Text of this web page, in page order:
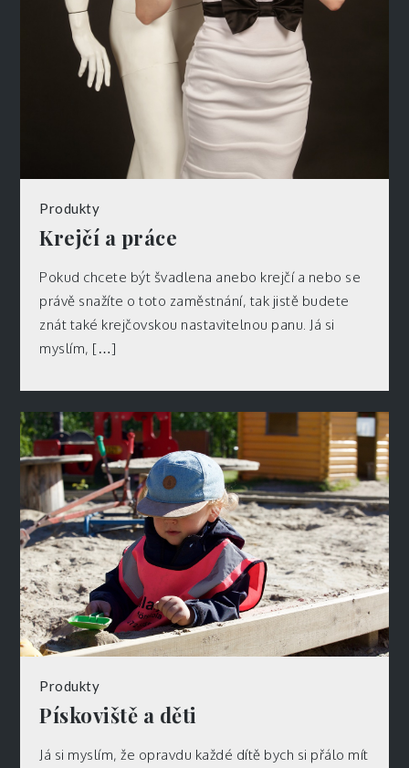
Produkty
Krejčí a práce
Pokud chcete být švadlena anebo krejčí a nebo se
právě snažíte o toto zaměstnání, tak jistě budete
znát také krejčovskou nastavitelnou panu. Já si
myslím, […]
Produkty
Pískoviště a děti
Já si myslím, že opravdu každé dítě bych si přálo mít